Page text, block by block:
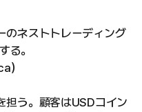
のネストトレーディング
る。
）
担う。顧客はUSDコイン